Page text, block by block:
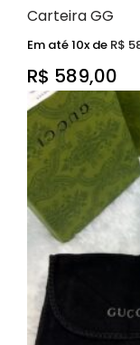
Carteira GG
R$ 589,00
Em até 10x de R$